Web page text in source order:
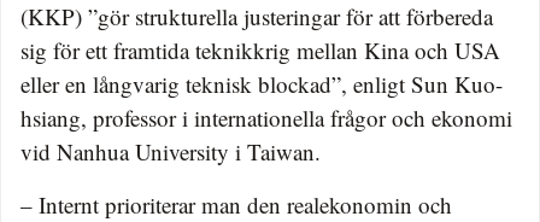
(KKP) ”gör strukturella justeringar för att förbereda
sig för ett framtida teknikkrig mellan Kina och USA
eller en långvarig teknisk blockad”, enligt Sun Kuo-
hsiang, professor i internationella frågor och ekonomi
vid Nanhua University i Taiwan.
– Internt prioriterar man den realekonomin och